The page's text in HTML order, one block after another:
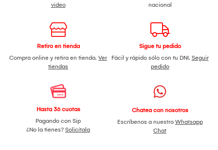
video
nacional
Retiro en tienda
Compra online y retira en tienda. Ver
tiendas
Sigue tu pedido
Fácil y rápido sólo con tu DNI. Seguir
pedido
Hasta 36 cuotas
Pagando con Sip
¿No la tienes? Solicítala
Chatea con nosotros
Escríbenos a nuestro Whatsapp
Chat